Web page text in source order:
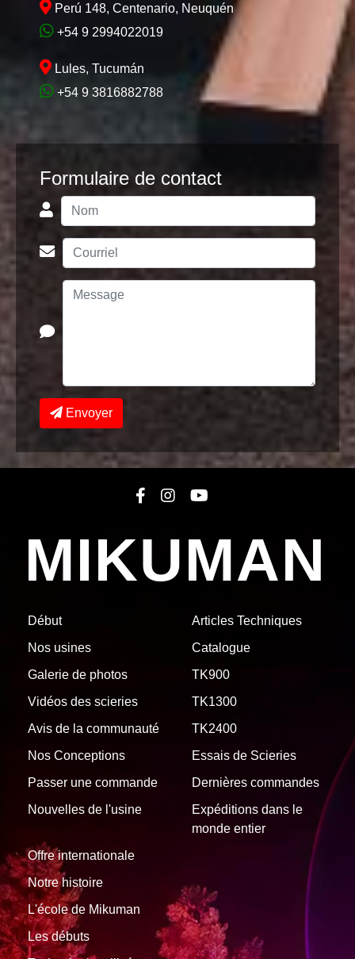
Perú 148, Centenario, Neuquén
+54 9 2994022019
Lules, Tucumán
+54 9 3816882788
Formulaire de contact
Envoyer
MIKUMAN
Début
Nos usines
Galerie de photos
Vidéos des scieries
Avis de la communauté
Nos Conceptions
Passer une commande
Nouvelles de l'usine
Articles Techniques
Catalogue
TK900
TK1300
TK2400
Essais de Scieries
Dernières commandes
Expéditions dans le
monde entier
Offre internationale
Notre histoire
L'école de Mikuman
Les débuts